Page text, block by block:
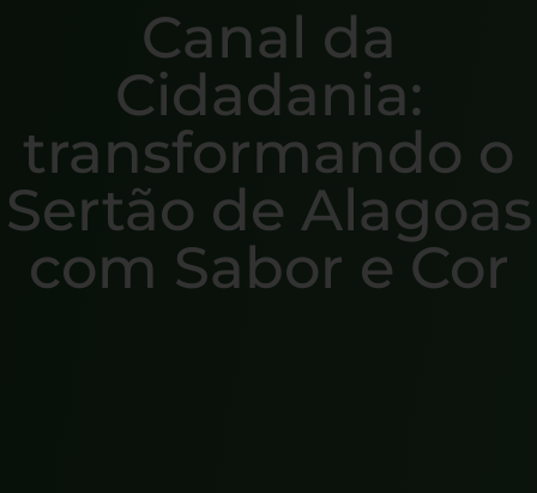
Canal da
Cidadania:
transformando o
Sertão de Alagoas
com Sabor e Cor